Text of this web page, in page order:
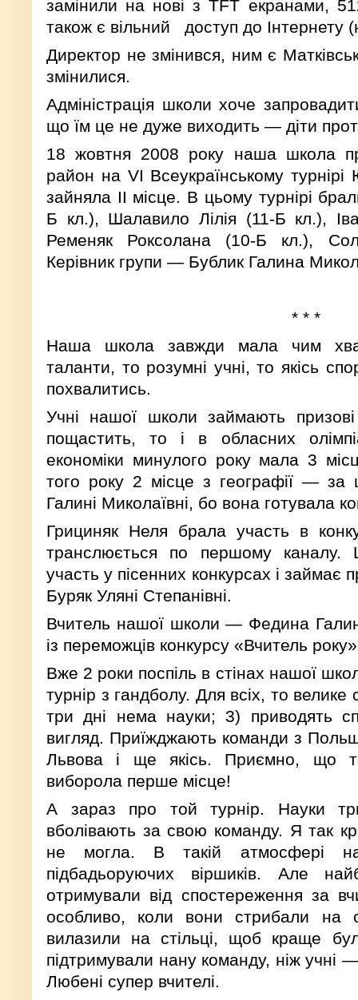
замінили на нові з TFT екранами,
також є вільний доступ до Інтернету
Директор не змінився, ним є
змінилися.
Адміністрація школи хоче
що їм це не дуже виходить — діти
18 жовтня 2008 року наша школа
район на VI Всеукраїнському
зайняла ІІ місце. В цьому турнірі
Б кл.), Шалавило Лілія (11-Б кл.),
Ременяк Роксолана (10-Б кл.),
Керівник групи — Бублик Галина
* * *
Наша школа завжди мала чим
таланти, то розумні учні, то якісь
похвалитись.
Учні нашої школи займають
пощастить, то і в обласних
економіки минулого року мала 3
того року 2 місце з географії — за
Галині Миколаївні, бо вона готувала
Грициняк Неля брала участь в
транслюється по першому каналу.
участь у пісенних конкурсах і займає
Буряк Уляні Степанівні.
Вчитель нашої школи — Федина
із переможців конкурсу «Вчитель
Вже 2 роки поспіль в стінах нашої
турнір з гандболу. Для всіх, то
три дні нема науки; 3) приводять
вигляд. Приїжджають команди з
Львова і ще якісь. Приємно, що
виборола перше місце!
А зараз про той турнір. Науки
вболівають за свою команду. Я так
не могла. В такій атмосфері
підбадьоруючих віршиків. Але
отримували від спостереження за
особливо, коли вони стрибали на
вилазили на стільці, щоб краще
підтримували нану команду, ніж
Любені супер вчителі.